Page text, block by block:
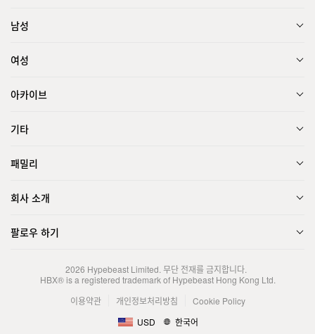
남성
여성
아카이브
기타
패밀리
회사 소개
팔로우 하기
2026 Hypebeast Limited. 무단 전재를 금지합니다.
HBX® is a registered trademark of Hypebeast Hong Kong Ltd.
이용약관
개인정보처리방침
Cookie Policy
USD
한국어